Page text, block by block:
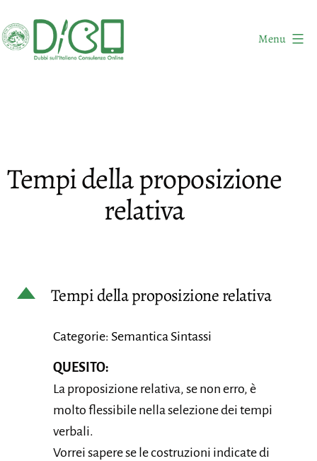
al
contenuto
Online
Menu
Tempi della proposizione
relativa
D Tempi della proposizione relativa
Categorie: Semantica Sintassi
QUESITO:
La proposizione relativa, se non erro, è
molto flessibile nella selezione dei tempi
verbali.
Vorrei sapere se le costruzioni indicate di